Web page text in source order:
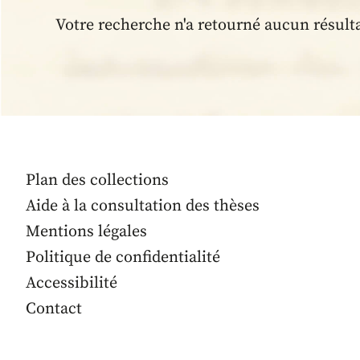
Votre recherche n'a retourné aucun
Plan des collections
Aide à la consultation des thèses
Mentions légales
Politique de confidentialité
Accessibilité
Contact